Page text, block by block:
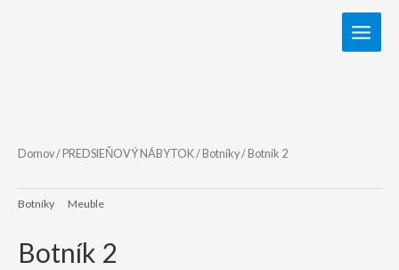
Domov/ PREDSIEŇOVÝ NÁBYTOK/ Botníky/ Botník 2
Botníky Meuble
Botník 2